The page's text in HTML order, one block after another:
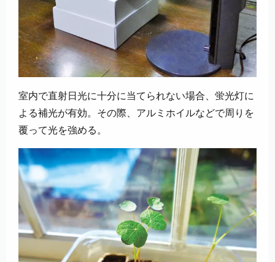
室内で直射日光に十分に当てられない場合、蛍光灯に
よる補光が有効。その際、アルミホイルなどで周りを
覆って光を強める。